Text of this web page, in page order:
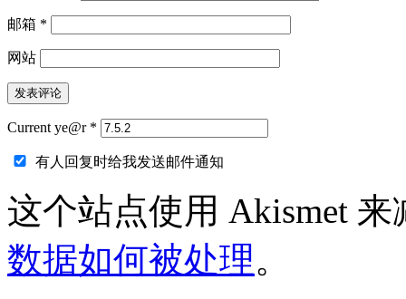
邮箱 *
网站
Current ye@r *
有人回复时给我发送邮件通知
这个站点使用 Akismet
数据如何被处理。